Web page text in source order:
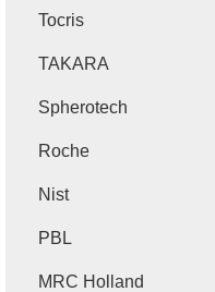
Tocris
TAKARA
Spherotech
Roche
Nist
PBL
MRC Holland